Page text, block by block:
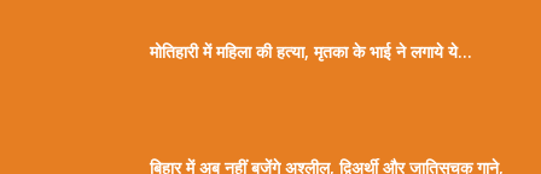
मोतिहारी में महिला की हत्या, मृतका के भाई ने लगाये ये...
बिहार में अब नहीं बजेंगे अश्लील, द्विअर्थी और जातिसूचक गाने,